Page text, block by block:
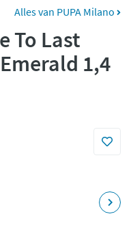
bezorgdAlles van PUPA Milano
To Last
1,4